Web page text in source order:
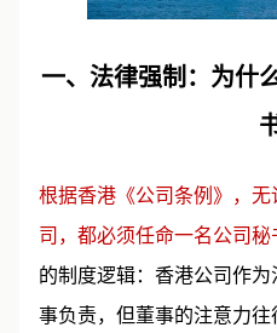
一、法律强制：为什
根据香港《公司条例》，
司，都必须任命一名公司秘
的制度逻辑：香港公司作
事负责，但董事的注意力